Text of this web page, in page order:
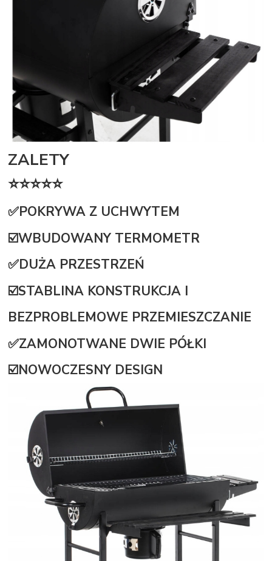
ZALETY
⭐⭐⭐⭐⭐
✅POKRYWA Z UCHWYTEM
☑️WBUDOWANY TERMOMETR
✅DUŻA PRZESTRZEŃ
☑️STABLINA KONSTRUKCJA I
BEZPROBLEMOWE PRZEMIESZCZANIE
✅ZAMONOTWANE DWIE PÓŁKI
☑️NOWOCZESNY DESIGN